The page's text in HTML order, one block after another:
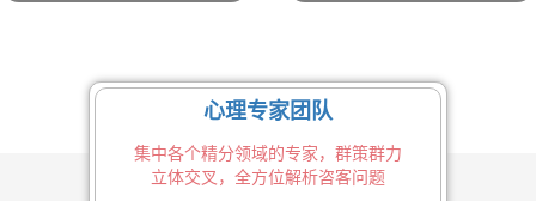
心理专家团队
集中各个精分领域的专家，群策群力
立体交叉，全方位解析咨客问题